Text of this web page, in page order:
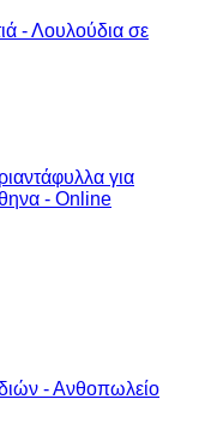
- Λουλούδια σε
για
- Online
- Ανθοπωλείο